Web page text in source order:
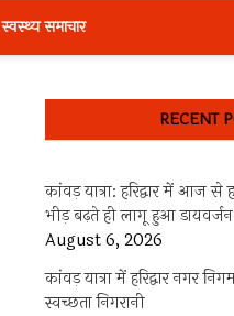
स्वस्थ्य समाचार
RECENT
कांवड़ यात्रा: हरिद्वार में आज से
भीड़ बढ़ते ही लागू हुआ डायवर्जन
August 6, 2026
कांवड़ यात्रा में हरिद्वार नगर
स्वच्छता निगरानी